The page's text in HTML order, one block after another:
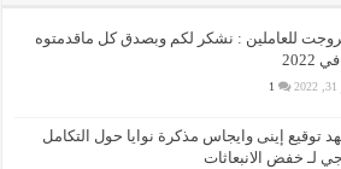
للعاملين : نشكر لكم وبصدق كل ماقدمتوه
1
توقيع إينى وايجاس مذكرة نوايا حول التكامل
لـ خفض الانبعاثات